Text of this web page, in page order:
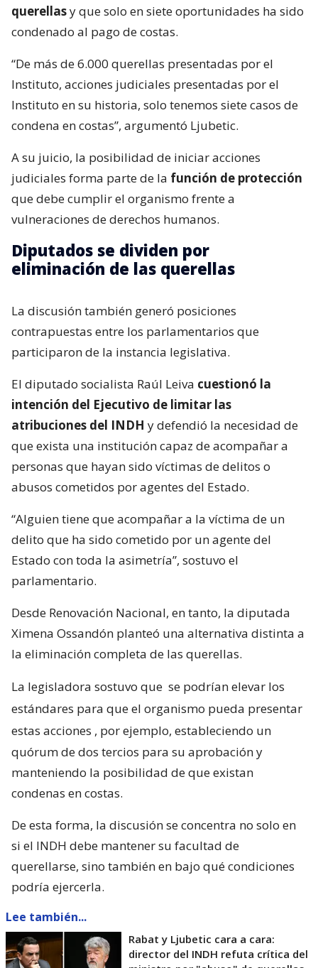
querellasy que solo en siete oportunidades ha sido
condenado al pago de costas.
“De más de 6.000 querellas presentadas por el
Instituto, acciones judiciales presentadas por el
Instituto en su historia, solo tenemos siete casos de
condena en costas”, argumentó Ljubetic.
A su juicio, la posibilidad de iniciar acciones
judiciales forma parte de la función de protección
que debe cumplir el organismo frente a
vulneraciones de derechos humanos.
Diputados se dividen por
eliminación de las querellas
La discusión también generó posiciones
contrapuestas entre los parlamentarios que
participaron de la instancia legislativa.
El diputado socialista Raúl Leiva cuestionó la
intención del Ejecutivo de limitar las
atribuciones del INDH y defendió la necesidad de
que exista una institución capaz de acompañar a
personas que hayan sido víctimas de delitos o
abusos cometidos por agentes del Estado.
“Alguien tiene que acompañar a la víctima de un
delito que ha sido cometido por un agente del
Estado con toda la asimetría”, sostuvo el
parlamentario.
Desde Renovación Nacional, en tanto, la diputada
Ximena Ossandón planteó una alternativa distinta a
la eliminación completa de las querellas.
La legisladora sostuvo que se podrían elevar los
estándares para que el organismo pueda presentar
estas acciones , por ejemplo, estableciendo un
quórum de dos tercios para su aprobación y
manteniendo la posibilidad de que existan
condenas en costas.
De esta forma, la discusión se concentra no solo en
si el INDH debe mantener su facultad de
querellarse, sino también en bajo qué condiciones
podría ejercerla.
Lee también...
Rabat y Ljubetic cara a cara:
director del INDH refuta crítica del